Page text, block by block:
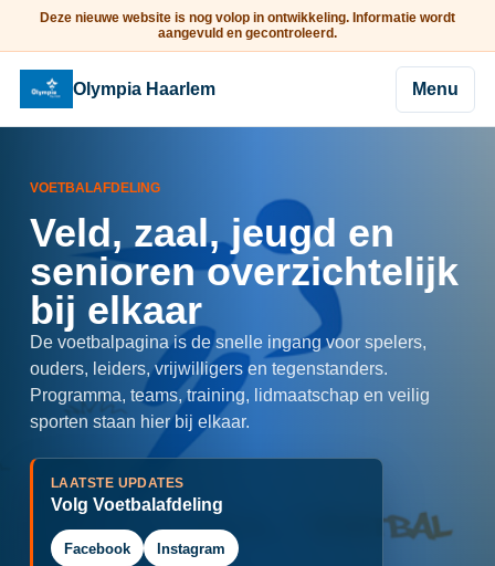
Deze nieuwe website is nog volop in ontwikkeling. Informatie wordt
aangevuld en gecontroleerd.
Olympia Haarlem Menu
VOETBALAFDELING
Veld, zaal, jeugd en
senioren overzichtelijk
bij elkaar
De voetbalpagina is de snelle ingang voor spelers,
ouders, leiders, vrijwilligers en tegenstanders.
Programma, teams, training, lidmaatschap en veilig
sporten staan hier bij elkaar.
LAATSTE UPDATES
Volg Voetbalafdeling
Facebook Instagram